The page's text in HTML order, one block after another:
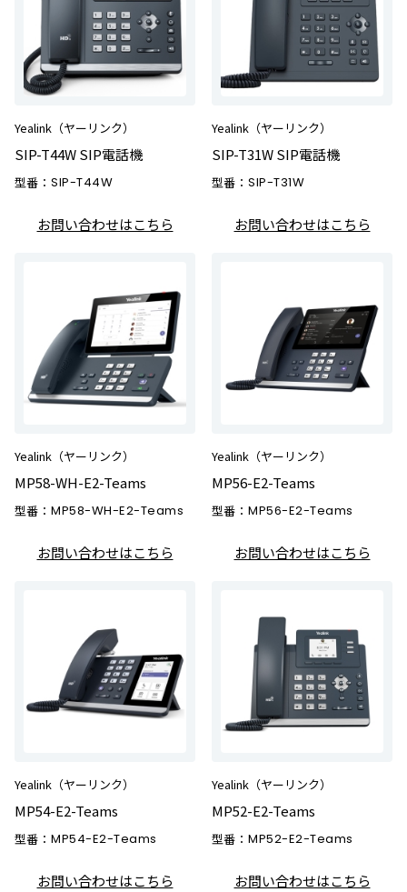
Yealink（ヤーリンク）
SIP-T44W SIP電話機
型番： SIP-T44W
お問い合わせはこちら
Yealink（ヤーリンク）
SIP-T31W SIP電話機
型番： SIP-T31W
お問い合わせはこちら
Yealink（ヤーリンク）
MP58-WH-E2-Teams
型番： MP58-WH-E2-Teams
お問い合わせはこちら
Yealink（ヤーリンク）
MP56-E2-Teams
型番： MP56-E2-Teams
お問い合わせはこちら
Yealink（ヤーリンク）
MP54-E2-Teams
型番： MP54-E2-Teams
お問い合わせはこちら
Yealink（ヤーリンク）
MP52-E2-Teams
型番： MP52-E2-Teams
お問い合わせはこちら